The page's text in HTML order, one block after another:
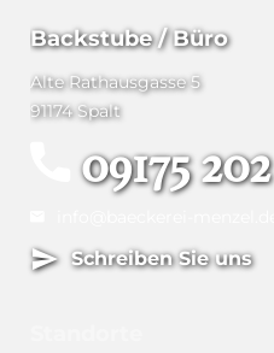
Backstube / Büro
Alte Rathausgasse 5
91174 Spalt
09175 202
Schreiben Sie uns